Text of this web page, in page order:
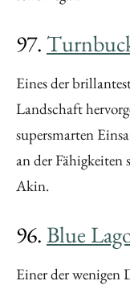
97.
Eines der
Landschaft
supersmarten
an der Fähigkeiten
Akin.
96.Blue
Einer der wenigen